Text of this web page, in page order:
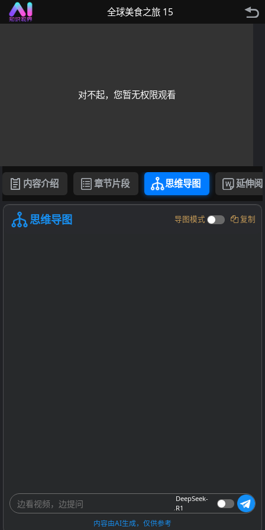
全球美食之旅 15
对不起，您暂无权限观看
内容介绍 章节片段 思维导图 延伸
思维导图 导图模式 复制
DeepSeek-
R1
内容由AI生成，仅供参考